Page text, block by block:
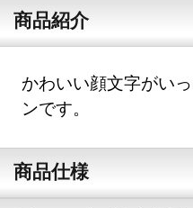
商品紹介
かわいい顔文字がい
ンです。
商品仕様